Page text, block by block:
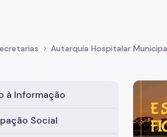
Autarquia Hospitalar
à Informação
Social